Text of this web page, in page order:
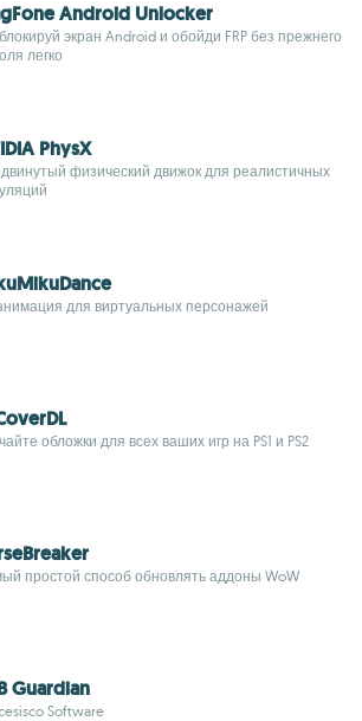
Android Unlocker
экран Android и обойди FRP без прежнего
легко
PhysX
физический движок для реалистичных
для виртуальных персонажей
обложки для всех ваших игр на PS1 и PS2
простой способ обновлять аддоны WoW
Guardian
Software